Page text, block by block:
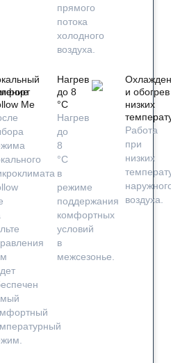
прямого
потока
холодного
воздуха.
Me
Нагрев
до 8
°С
Нагрев
до
8
°С
в
режиме
поддержания
комфортных
условий
в
межсезонье.
и
низких
Работа
при
низких
воздуха.